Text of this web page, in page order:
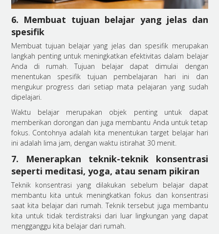
6. Membuat tujuan belajar yang jelas dan
spesifik
Membuat tujuan belajar yang jelas dan spesifik merupakan
langkah penting untuk meningkatkan efektivitas dalam belajar
Anda di rumah. Tujuan belajar dapat dimulai dengan
menentukan spesifik tujuan pembelajaran hari ini dan
mengukur progress dari setiap mata pelajaran yang sudah
dipelajari.
Waktu belajar merupakan objek penting untuk dapat
memberikan dorongan dan juga membantu Anda untuk tetap
fokus. Contohnya adalah kita menentukan target belajar hari
ini adalah lima jam, dengan waktu istirahat 30 menit.
7. Menerapkan teknik-teknik konsentrasi
seperti meditasi, yoga, atau senam pikiran
Teknik konsentrasi yang dilakukan sebelum belajar dapat
membantu kita untuk meningkatkan fokus dan konsentrasi
saat kita belajar dari rumah. Teknik tersebut juga membantu
kita untuk tidak terdistraksi dari luar lingkungan yang dapat
mengganggu kita belajar dari rumah.